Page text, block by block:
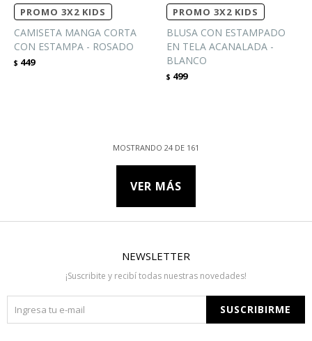
PROMO 3X2 KIDS
CAMISETA MANGA CORTA
CON ESTAMPA - ROSADO
$ 449
PROMO 3X2 KIDS
BLUSA CON ESTAMPADO
EN TELA ACANALADA -
BLANCO
$ 499
MOSTRANDO 24 DE 161
VER MÁS
NEWSLETTER
¡Suscribite y recibí todas nuestras novedades!
SUSCRIBIRME